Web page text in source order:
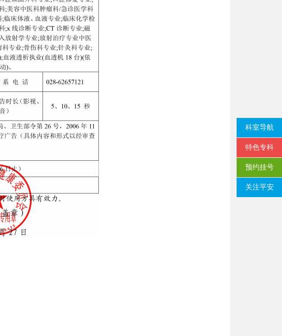
科室导航
特色专科
预约挂号
关注平安